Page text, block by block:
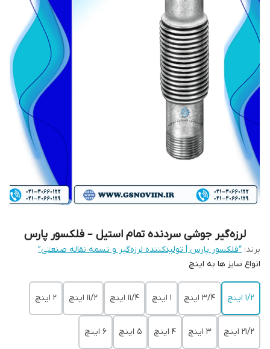
لرزه‌گیر جوشی سردنده تمام استیل – فلکسور پارس
برند: “فلکسور پارس | تولیدکننده لرزه‌گیر و تسمه نقاله صنعتی”
انواع سایز ها به اینچ
1/2 اینچ 3/4 اینچ 1 اینچ 11/4 اینچ 11/2 اینچ 2 اینچ
21/2 اینچ 3 اینچ 4 اینچ 5 اینچ 6 اینچ